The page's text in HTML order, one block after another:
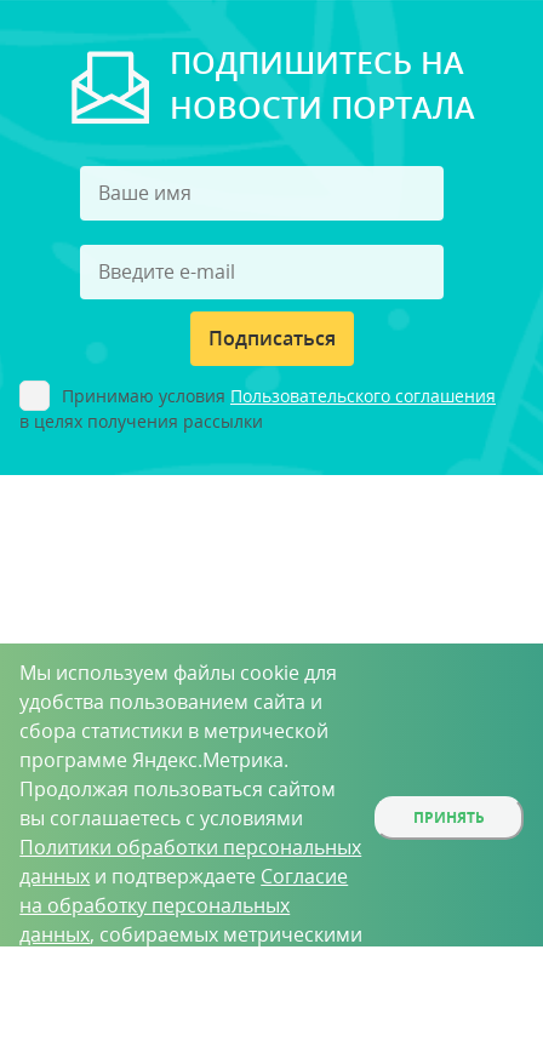
ПОДПИШИТЕСЬ НА
НОВОСТИ ПОРТАЛА
Подписаться
Принимаю условия Пользовательского соглашения
в целях получения рассылки
Мы используем файлы cookie для
удобства пользованием сайта и
сбора статистики в метрической
программе Яндекс.Метрика.
Продолжая пользоваться сайтом
вы соглашаетесь с условиями
Политики обработки персональных
данных и подтверждаете Согласие
на обработку персональных
данных, собираемых метрическими
ПРИНЯТЬ